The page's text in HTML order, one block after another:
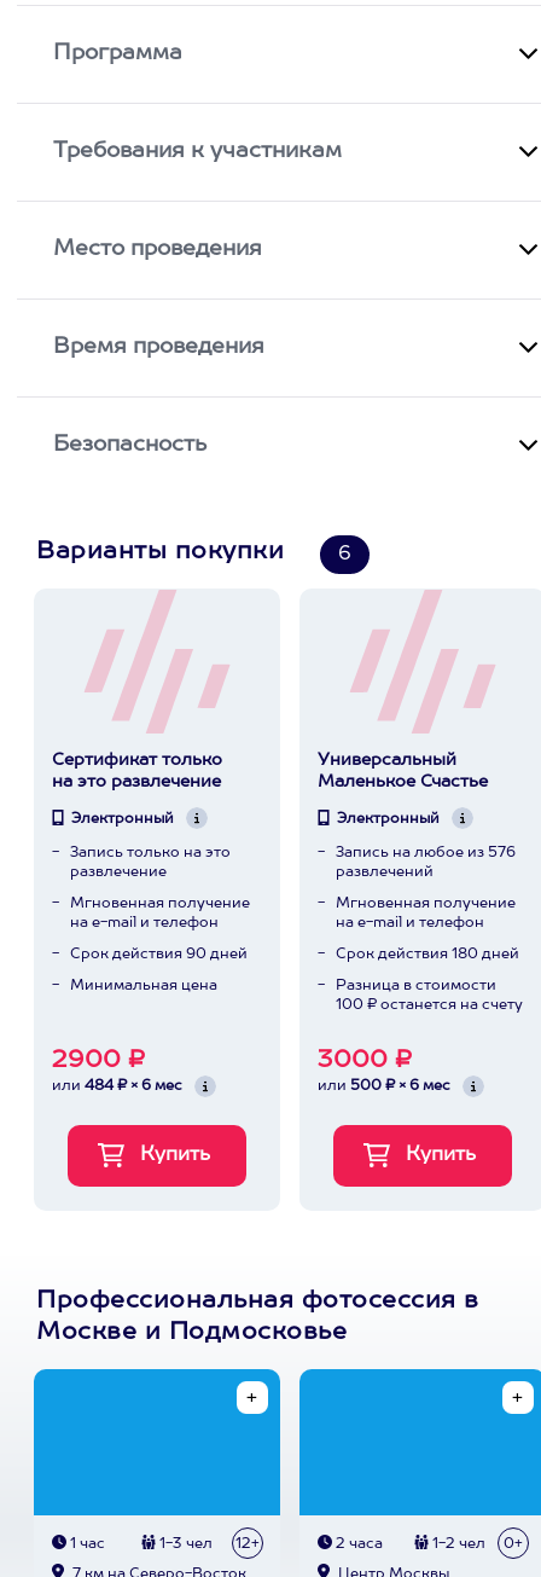
Программа
Требования к участникам
Место проведения
Время проведения
Безопасность
Варианты покупки 6
Сертификат только
на это развлечение
Электронный
Запись только на это
развлечение
Мгновенная получение
на e-mail и телефон
Срок действия 90 дней
Минимальная цена
2900 ₽
или 484 ₽ × 6 мес
Универсальный
Маленькое Счастье
Электронный
Запись на любое из 576
развлечений
Мгновенная получение
на e-mail и телефон
Срок действия 180 дней
Разница в стоимости
100 ₽ останется на счету
3000 ₽
или 500 ₽ × 6 мес
Профессиональная фотосессия в
Москве и Подмосковье
1 час 1-3 чел 12+ 2 часа 1-2 чел 0+